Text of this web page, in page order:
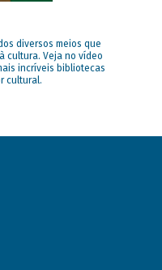
diversos meios que
cultura. Veja no vídeo
incríveis bibliotecas
cultural.